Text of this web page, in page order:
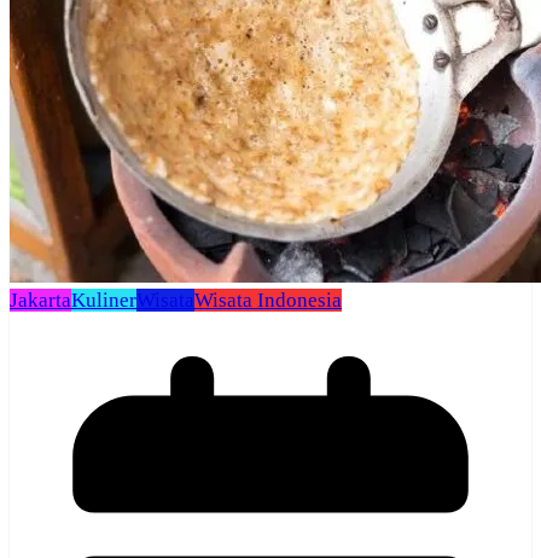
JakartaKulinerWisataWisata Indonesia